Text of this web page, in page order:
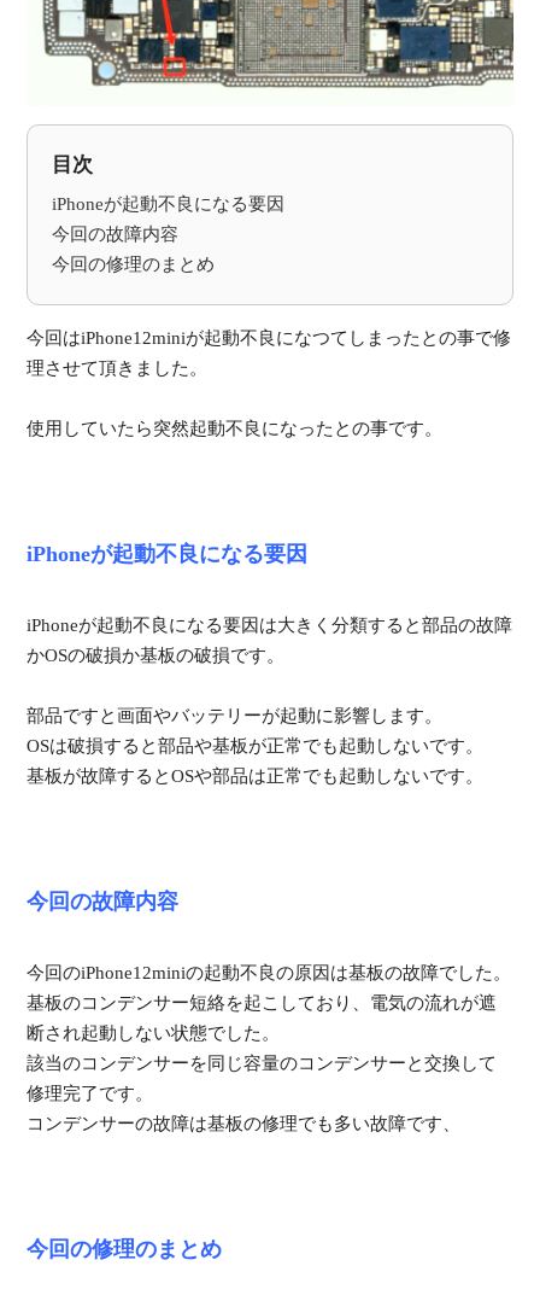
（
目次
iPhoneが起動不良になる要因
今回の故障内容
今回の修理のまとめ
今回はiPhone12miniが起動不良になつてしまったとの事で修
理させて頂きました。
使用していたら突然起動不良になったとの事です。
iPhoneが起動不良になる要因
iPhoneが起動不良になる要因は大きく分類すると部品の故障
かOSの破損か基板の破損です。
部品ですと画面やバッテリーが起動に影響します。
OSは破損すると部品や基板が正常でも起動しないです。
基板が故障するとOSや部品は正常でも起動しないです。
今回の故障内容
今回のiPhone12miniの起動不良の原因は基板の故障でした。
基板のコンデンサー短絡を起こしており、電気の流れが遮
断され起動しない状態でした。
該当のコンデンサーを同じ容量のコンデンサーと交換して
修理完了です。
コンデンサーの故障は基板の修理でも多い故障です、
今回の修理のまとめ